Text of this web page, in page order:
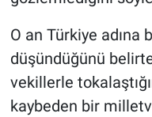
O an Türkiye adına
düşündüğünü
vekillerle
kaybeden bir